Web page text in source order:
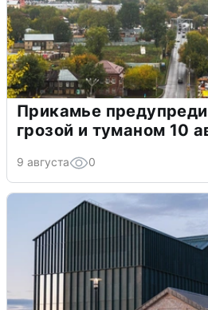
Прикамье
грозой и туманом 10
9 августа 0